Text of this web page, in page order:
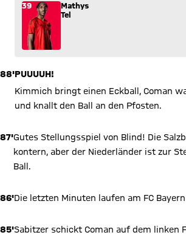
39
Mathys
Tel
88'PUUUUH!
Kimmich bringt einen Eckball, Coman
und knallt den Ball an den Pfosten.
87'Gutes Stellungsspiel von Blind! Die
kontern, aber der Niederländer ist zur
Ball.
86'Die letzten Minuten laufen am FC
85'Sabitzer schickt Coman auf dem linken